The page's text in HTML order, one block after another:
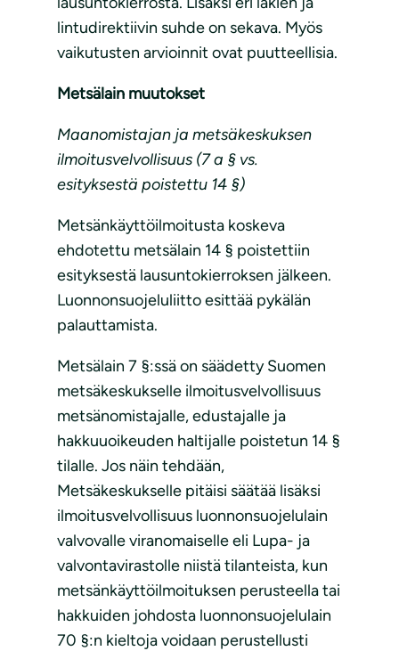
lintudirektiivin suhde on sekava. Myös
vaikutusten arvioinnit ovat puutteellisia.
Metsälain muutokset
Maanomistajan ja metsäkeskuksen
ilmoitusvelvollisuus (7 a § vs.
esityksestä poistettu 14 §)
Metsänkäyttöilmoitusta koskeva
ehdotettu metsälain 14 § poistettiin
esityksestä lausuntokierroksen jälkeen.
Luonnonsuojeluliitto esittää pykälän
palauttamista.
Metsälain 7 §:ssä on säädetty Suomen
metsäkeskukselle ilmoitusvelvollisuus
metsänomistajalle, edustajalle ja
hakkuuoikeuden haltijalle poistetun 14 §
tilalle. Jos näin tehdään,
Metsäkeskukselle pitäisi säätää lisäksi
ilmoitusvelvollisuus luonnonsuojelulain
valvovalle viranomaiselle eli Lupa- ja
valvontavirastolle niistä tilanteista, kun
metsänkäyttöilmoituksen perusteella tai
hakkuiden johdosta luonnonsuojelulain
70 §:n kieltoja voidaan perustellusti